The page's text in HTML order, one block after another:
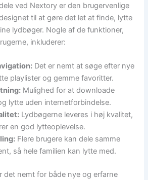
ved Nextory er den brugervenlige
til at gøre det let at finde, lytte
lydbøger. Nogle af de funktioner,
inkluderer:
Det er nemt at søge efter nye
playlister og gemme favoritter.
Mulighed for at downloade
lytte uden internetforbindelse.
Lydbøgerne leveres i høj kvalitet,
en god lytteoplevelse.
Flere brugere kan dele samme
så hele familien kan lytte med.
det nemt for både nye og erfarne